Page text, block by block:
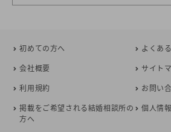
初めての方へ
よくあ
会社概要
サイト
利用規約
お問い
掲載をご希望される結婚相談所の
方へ
個人情